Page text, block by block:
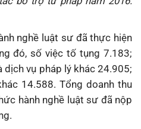
nghề luật sư đã thực hiện
đó, số việc tố tụng 7.183;
vụ pháp lý khác 24.905;
14.588. Tổng doanh thu
hành nghề luật sư đã nộp